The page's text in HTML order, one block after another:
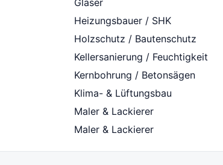
Glaser
Heizungsbauer / SHK
Holzschutz / Bautenschutz
Kellersanierung / Feuchtigkeit
Kernbohrung / Betonsägen
Klima- & Lüftungsbau
Maler & Lackierer
Maler & Lackierer